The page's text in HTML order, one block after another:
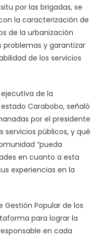
por las brigadas, se
la caracterización de
de la urbanización
problemas y garantizar
de los servicios
de la
Carabobo, señaló
por el presidente
servicios públicos, y qué
“pueda
en cuanto a esta
experiencias en la
Gestión Popular de los
para lograr la
en cada